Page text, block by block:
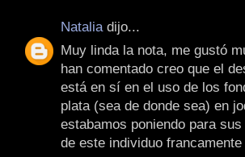
Natalia dijo...
Muy linda la nota, me gustó
han comentado creo que el
está en sí en el uso de los
plata (sea de donde sea) en
estabamos poniendo para
de este individuo